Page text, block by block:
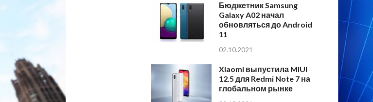
Бюджетник Samsung
Galaxy A02 начал
обновляться до Android
11
02.10.2021
Xiaomi выпустила MIUI
12.5 для Redmi Note 7 на
глобальном рынке